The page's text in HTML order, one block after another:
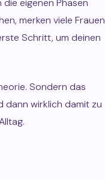
die eigenen Phasen
merken viele
Schritt, um deinen
Sondern das
dann wirklich damit zu